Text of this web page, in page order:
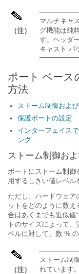
（注）
マルチキャ
グ機能は純
す。ヘッダ
キャスト パ
ポート ベース
方法
ストーム制御およ
保護ポートの設定
インターフェイス
ング
ストーム制御お
ポートにストーム制
用するしきい値レベル
ただし、ハードウェア
ットをどのように数え
合はあくまでも近似値
トのサイズによって
ベルに対して、数 %
（注）
ストーム制
れています